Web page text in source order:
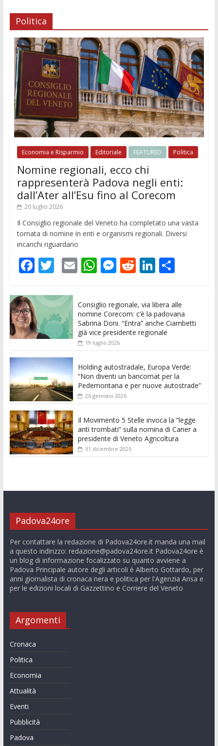
Politica
Economia e Risparmio Editoriale FEATURED Politica
Nomine regionali, ecco chi
rappresenterà Padova negli enti:
dall’Ater all’Esu fino al Corecom
20 luglio 2026
Il Consiglio regionale del Veneto ha completato una vasta
tornata di nomine in enti e organismi regionali. Diversi
incarichi riguardano
F
e
b
o
o
k
T
itt
er
E
l
W
at
s
A
p
M
e
n
g
R
di
t
Li
k
e
dI
C
n
di
vi
Consiglio regionale, via libera alle
nomine Corecom: c’è la padovana
Sabrina Doni. “Entra” anche Ciambetti
già vice presidente regionale
19 luglio 2026
Holding autostradale, Europa Verde:
“Non diventi un bancomat per la
Pedemontana e per nuove autostrade”
26 gennaio 2026
Il Movimento 5 Stelle invoca la “legge
anti trombati” sulla nomina di Caner a
presidente di Veneto Agricoltura
31 dicembre 2025
Padova24ore
Per contattare la redazione di Padova24ore.it manda una mail
a questo indirizzo: redazione@padova24ore.itPadova24ore è
un blog di informazione focalizzato su quanto avviene a
Padova Principale autore degli articoli è Alberto Gottardo, per
anni giornalista di cronaca nera e politica per l'Agenzia Ansa e
per le edizioni locali di Gazzettino e Corriere del Veneto
Argomenti
Cronaca
Politica
Economia
Attualità
Eventi
Pubblicità
Padova